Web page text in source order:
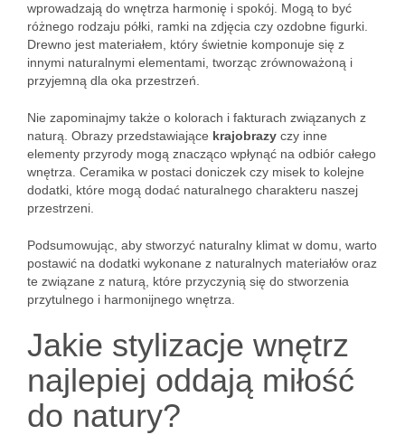
wprowadzają do wnętrza harmonię i spokój. Mogą to być
różnego rodzaju półki, ramki na zdjęcia czy ozdobne figurki.
Drewno jest materiałem, który świetnie komponuje się z
innymi naturalnymi elementami, tworząc zrównoważoną i
przyjemną dla oka przestrzeń.
Nie zapominajmy także o kolorach i fakturach związanych z
naturą. Obrazy przedstawiające krajobrazy czy inne
elementy przyrody mogą znacząco wpłynąć na odbiór całego
wnętrza. Ceramika w postaci doniczek czy misek to kolejne
dodatki, które mogą dodać naturalnego charakteru naszej
przestrzeni.
Podsumowując, aby stworzyć naturalny klimat w domu, warto
postawić na dodatki wykonane z naturalnych materiałów oraz
te związane z naturą, które przyczynią się do stworzenia
przytulnego i harmonijnego wnętrza.
Jakie stylizacje wnętrz
najlepiej oddają miłość
do natury?